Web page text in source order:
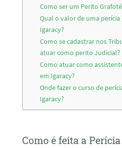
Como ser um Perito
Qual o valor de uma
Igaracy?
Como se cadastrar nos
atuar como perito Judicial?
Como atuar como
em Igaracy?
Onde fazer o curso de
Igaracy?
Como é feita a